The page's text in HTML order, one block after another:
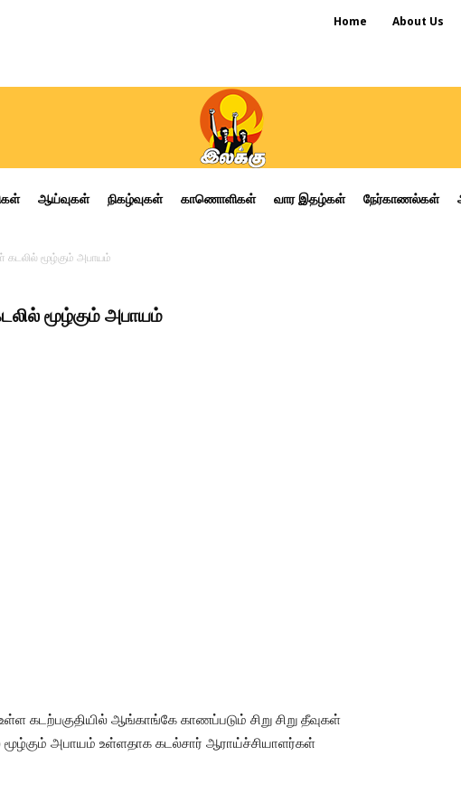
Home About Us
ஆய்வுகள் நிகழ்வுகள் காணொளிகள் வார இதழ்கள் நேர்காணல்கள்
கடலில் மூழ்கும் அபாயம்
மூழ்கும் அபாயம்
கடற்பகுதியில் ஆங்காங்கே காணப்படும் சிறு சிறு தீவுகள்
மூழ்கும் அபாயம் உள்ளதாக கடல்சார் ஆராய்ச்சியாளர்கள்